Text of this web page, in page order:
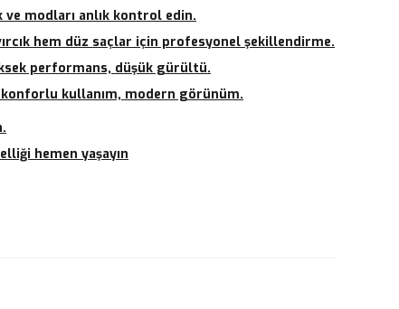
ve modları anlık kontrol edin.
hem düz saçlar için profesyonel şekillendirme.
performans, düşük gürültü.
kullanım, modern görünüm.
hemen yaşayın
ve diğer konularda yetersiz gördüğünüz
iletebilirsiniz.